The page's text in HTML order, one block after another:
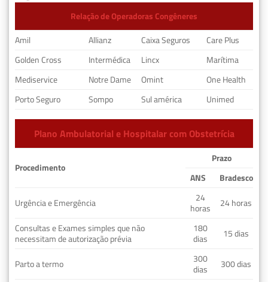
Relação de Operadoras Congêneres
Amil
Allianz Caixa Seguros
Care Plus
Golden Cross
Intermédica Lincx
Marítima
Mediservice
Notre Dame Omint
One Health
Porto Seguro
Sompo Sul américa Unimed
Plano Ambulatorial e Hospitalar com Obstetrícia
Procedimento
Prazo
ANS
Bradesco
Urgência e Emergência
24
horas
24 horas
Consultas e Exames simples que não
necessitam de autorização prévia
180
dias
15 dias
Parto a termo
300
dias
300 dias